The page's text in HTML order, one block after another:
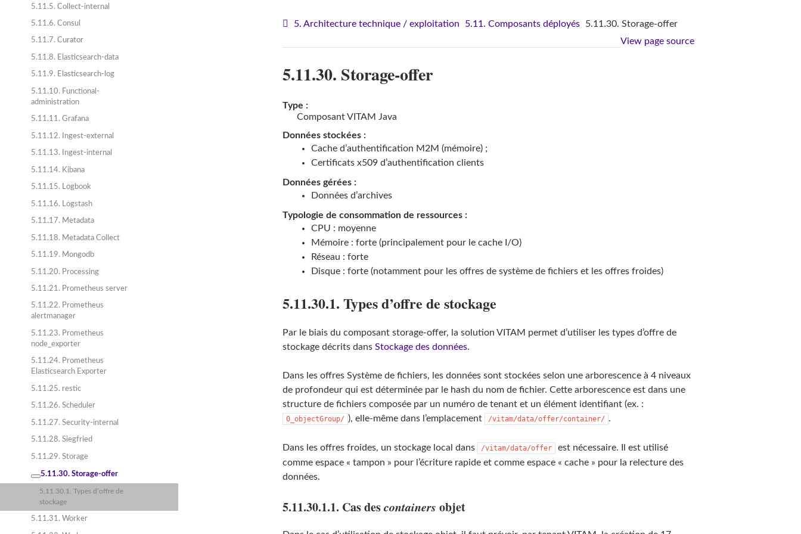
5.11.5. Collect-internal
5.11.6. Consul
5.11.7. Curator
5.11.8. Elasticsearch-data
5.11.9. Elasticsearch-log
5.11.10. Functional-
administration
5.11.11. Grafana
5.11.12. Ingest-external
5.11.13. Ingest-internal
5.11.14. Kibana
5.11.15. Logbook
5.11.16. Logstash
5.11.17. Metadata
5.11.18. Metadata Collect
5.11.19. Mongodb
5.11.20. Processing
5.11.21. Prometheus server
5.11.22. Prometheus
alertmanager
5.11.23. Prometheus
node_exporter
5.11.24. Prometheus
Elasticsearch Exporter
5.11.25. restic
5.11.26. Scheduler
5.11.27. Security-internal
5.11.28. Siegfried
5.11.29. Storage
5.11.30. Storage-offer
5.11.30.1. Types d’offre de
stockage
5.11.31. Worker
5. Architecture technique / exploitation 5.11. Composants déployés
5.11.30. Storage-offer
View page source
5.11.30. Storage-offer
Type :
Composant VITAM Java
Données stockées :
Cache d’authentification M2M (mémoire) ;
Certificats x509 d’authentification clients
Données gérées :
Données d’archives
Typologie de consommation de ressources :
CPU : moyenne
Mémoire : forte (principalement pour le cache I/O)
Réseau : forte
Disque : forte (notamment pour les offres de système de fichiers et les offres froides)
5.11.30.1. Types d’offre de stockage
Par le biais du composant storage-offer, la solution VITAM permet d’utiliser les types d’offre de
stockage décrits dans Stockage des données.
Dans les offres Système de fichiers, les données sont stockées selon une arborescence à 4 niveaux
de profondeur qui est déterminée par le hash du nom de fichier. Cette arborescence est dans une
structure de fichiers composée par un numéro de tenant et un élément identifiant (ex. :
0_objectGroup/ ), elle-même dans l’emplacement /vitam/data/offer/container/ .
Dans les offres froides, un stockage local dans /vitam/data/offer
est nécessaire. Il est utilisé
comme espace « tampon » pour l’écriture rapide et comme espace « cache » pour la relecture des
données.
5.11.30.1.1. Cas descontainers objet